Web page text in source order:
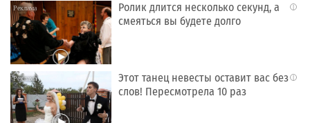
i
Ролик длится несколько секунд, а
смеяться вы будете долго
i
Этот танец невесты оставит вас без
слов! Пересмотрела 10 раз